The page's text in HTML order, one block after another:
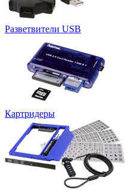
Разветвители USB
Картридеры